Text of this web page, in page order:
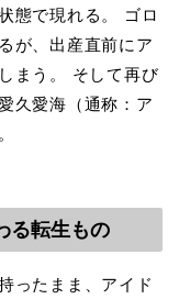
態で現れる。 ゴロ
が、出産直前にア
まう。 そして再び
久愛海（通称：ア
る転生もの
ったまま、アイド